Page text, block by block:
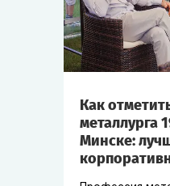
Как
металлурга
Минске: